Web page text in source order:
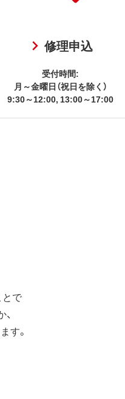
修理申込
受付時間:
月～金曜日（祝日を除く）
9:30～12:00, 13:00～17:00
で
す。